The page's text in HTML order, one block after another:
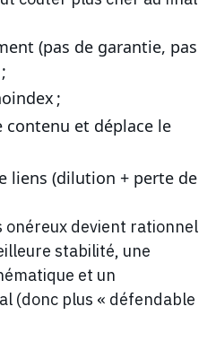
(pas de garantie, pas
;
et déplace le
liens (dilution + perte de
onéreux devient rationnel
stabilité, une
et un
(donc plus « défendable